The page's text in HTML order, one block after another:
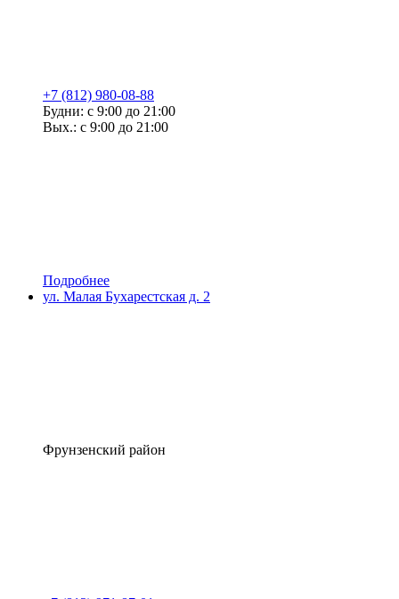
+7 (812) 980-08-88
Будни: с 9:00 до 21:00
Вых.: с 9:00 до 21:00
Подробнее
ул. Малая Бухарестская д. 2
Фрунзенский район